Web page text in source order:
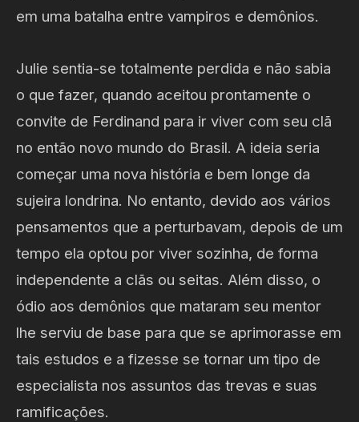
em uma batalha entre vampiros e demônios.
Julie sentia-se totalmente perdida e não sabia
o que fazer, quando aceitou prontamente o
convite de Ferdinand para ir viver com seu clã
no então novo mundo do Brasil. A ideia seria
começar uma nova história e bem longe da
sujeira londrina. No entanto, devido aos vários
pensamentos que a perturbavam, depois de um
tempo ela optou por viver sozinha, de forma
independente a clãs ou seitas. Além disso, o
ódio aos demônios que mataram seu mentor
lhe serviu de base para que se aprimorasse em
tais estudos e a fizesse se tornar um tipo de
especialista nos assuntos das trevas e suas
ramificações.